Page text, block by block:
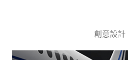
創意設計